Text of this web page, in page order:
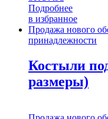
Подробнее
в избранное
Продажа нового
принадлежности
Костыли
размеры)